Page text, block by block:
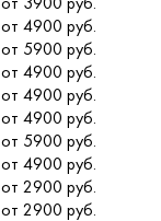
от 3900 руб.
от 4900 руб.
от 5900 руб.
от 4900 руб.
от 4900 руб.
от 4900 руб.
от 5900 руб.
от 4900 руб.
от 2900 руб.
от 2900 руб.